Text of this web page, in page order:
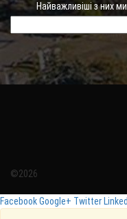
Найважливіші з них
©2026
FacebookGoogle+ Twitter